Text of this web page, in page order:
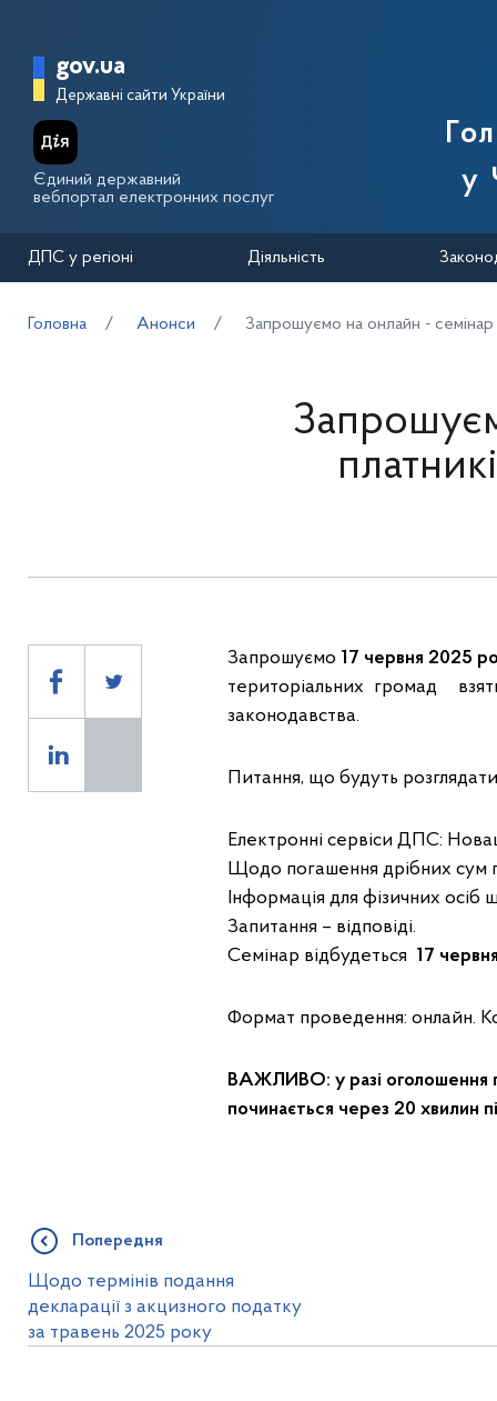
Головна сторінка Державної
gov.ua
Державні сайти України
Єдиний державний
вебпортал електронних послуг
у
ДПС у регіоні Діяльність
Головна Анонси Запрошуємо на онлайн - семінар
Запрошуємо 17 червня 2025
територіальних громад
законодавства.
Питання, що будуть
Електронні сервіси ДПС:
Щодо погашення дрібних сум
Інформація для фізичних
Запитання – відповіді.
Семінар відбудеться 17
Формат проведення: онлайн.
ВАЖЛИВО: у разі оголошення
починається через 20 хвилин
Попередня
Щодо термінів подання
декларації з акцизного податку
за травень 2025 року